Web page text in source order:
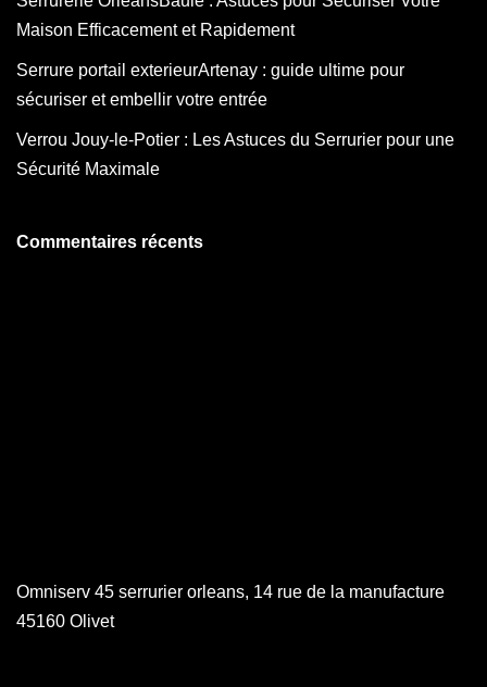
Maison Efficacement et Rapidement
Serrure portail exterieurArtenay : guide ultime pour
sécuriser et embellir votre entrée
Verrou Jouy-le-Potier : Les Astuces du Serrurier pour une
Sécurité Maximale
Commentaires récents
Omniserv 45 serrurier orleans, 14 rue de la manufacture
45160 Olivet